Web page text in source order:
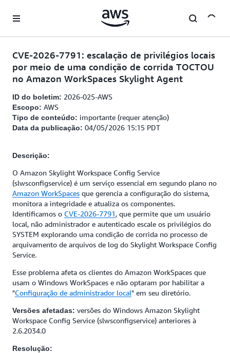
Pular para o conteúdo principal
CVE-2026-7791: escalação de privilégios locais
por meio de uma condição de corrida TOCTOU
no Amazon WorkSpaces Skylight Agent
ID do boletim: 2026-025-AWS
Escopo: AWS
Tipo de conteúdo: importante (requer atenção)
Data da publicação: 04/05/2026 15:15 PDT
Descrição:
O Amazon Skylight Workspace Config Service
(slwsconfigservice) é um serviço essencial em segundo plano no
Amazon WorkSpaces que gerencia a configuração do sistema,
monitora a integridade e atualiza os componentes.
Identificamos o CVE-2026-7791, que permite que um usuário
local, não administrador e autenticado escale os privilégios do
SYSTEM explorando uma condição de corrida no processo de
arquivamento de arquivos de log do Skylight Workspace Config
Service.
Esse problema afeta os clientes do Amazon WorkSpaces que
usam o Windows WorkSpaces e não optaram por habilitar a
"Configuração de administrador local" em seu diretório.
Versões afetadas: versões do Windows Amazon Skylight
Workspace Config Service (slwsconfigservice) anteriores à
2.6.2034.0
Resolução: